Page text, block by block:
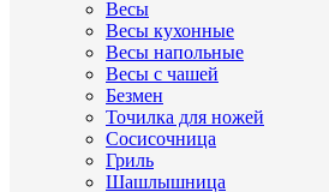
Весы
Весы кухонные
Весы напольные
Весы с чашей
Безмен
Точилка для ножей
Сосисочница
Гриль
Шашлышница